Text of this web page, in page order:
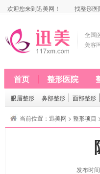
欢迎您来到迅美网！ 找整形医
首页 整形医院
眼眉整形 鼻部整形 面部整形
当前位置： 迅美网 > 整形项目
发布时